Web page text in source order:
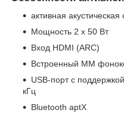
активная акустическая
Мощность 2 х 50 Вт
Вход HDMI (ARC)
Встроенный MM
USB-порт с
кГц
Bluetooth aptX